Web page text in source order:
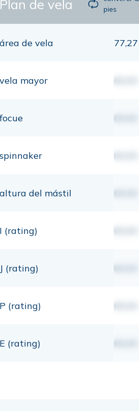
Plan de vela
pies
área de vela 77,27
vela mayor 00,00
focue 00,00
spinnaker 00,00
altura del mástil 00,00
I (rating) 00,00
J (rating) 00,00
P (rating) 00,00
E (rating) 00,00